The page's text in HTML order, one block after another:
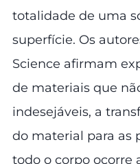
totalidade de uma
superfície. Os
Science afirmam
de materiais que
indesejáveis, a
do material para as
todo o corpo ocorre